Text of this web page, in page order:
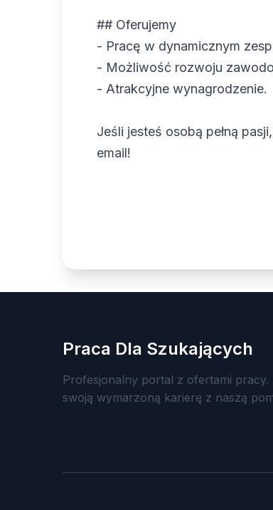
## Oferujemy
- Pracę w dynamicznym
- Możliwość rozwoju
- Atrakcyjne wynagrodzenie.
Jeśli jesteś osobą pełną
email!
Praca Dla Szukających
Profesjonalny portal z ofertami pracy.
swoją wymarzoną karierę z naszą